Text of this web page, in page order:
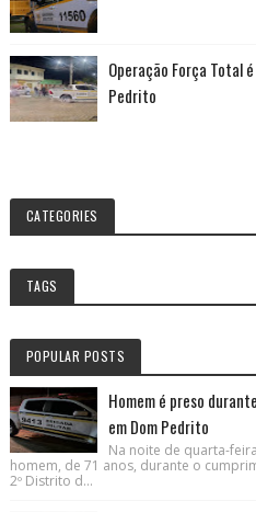
Operação Força Total
Pedrito
CATEGORIES
TAGS
POPULAR POSTS
Homem é preso
em Dom Pedrito
Na noite de quarta-
homem, de 71 anos, durante o
2º Distrito d...